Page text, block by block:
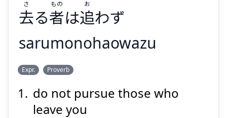
Suspend
わず
去る者は追わず
さ もの お
sarumonohaowazu
Expr. Proverb
do not pursue those who
leave you